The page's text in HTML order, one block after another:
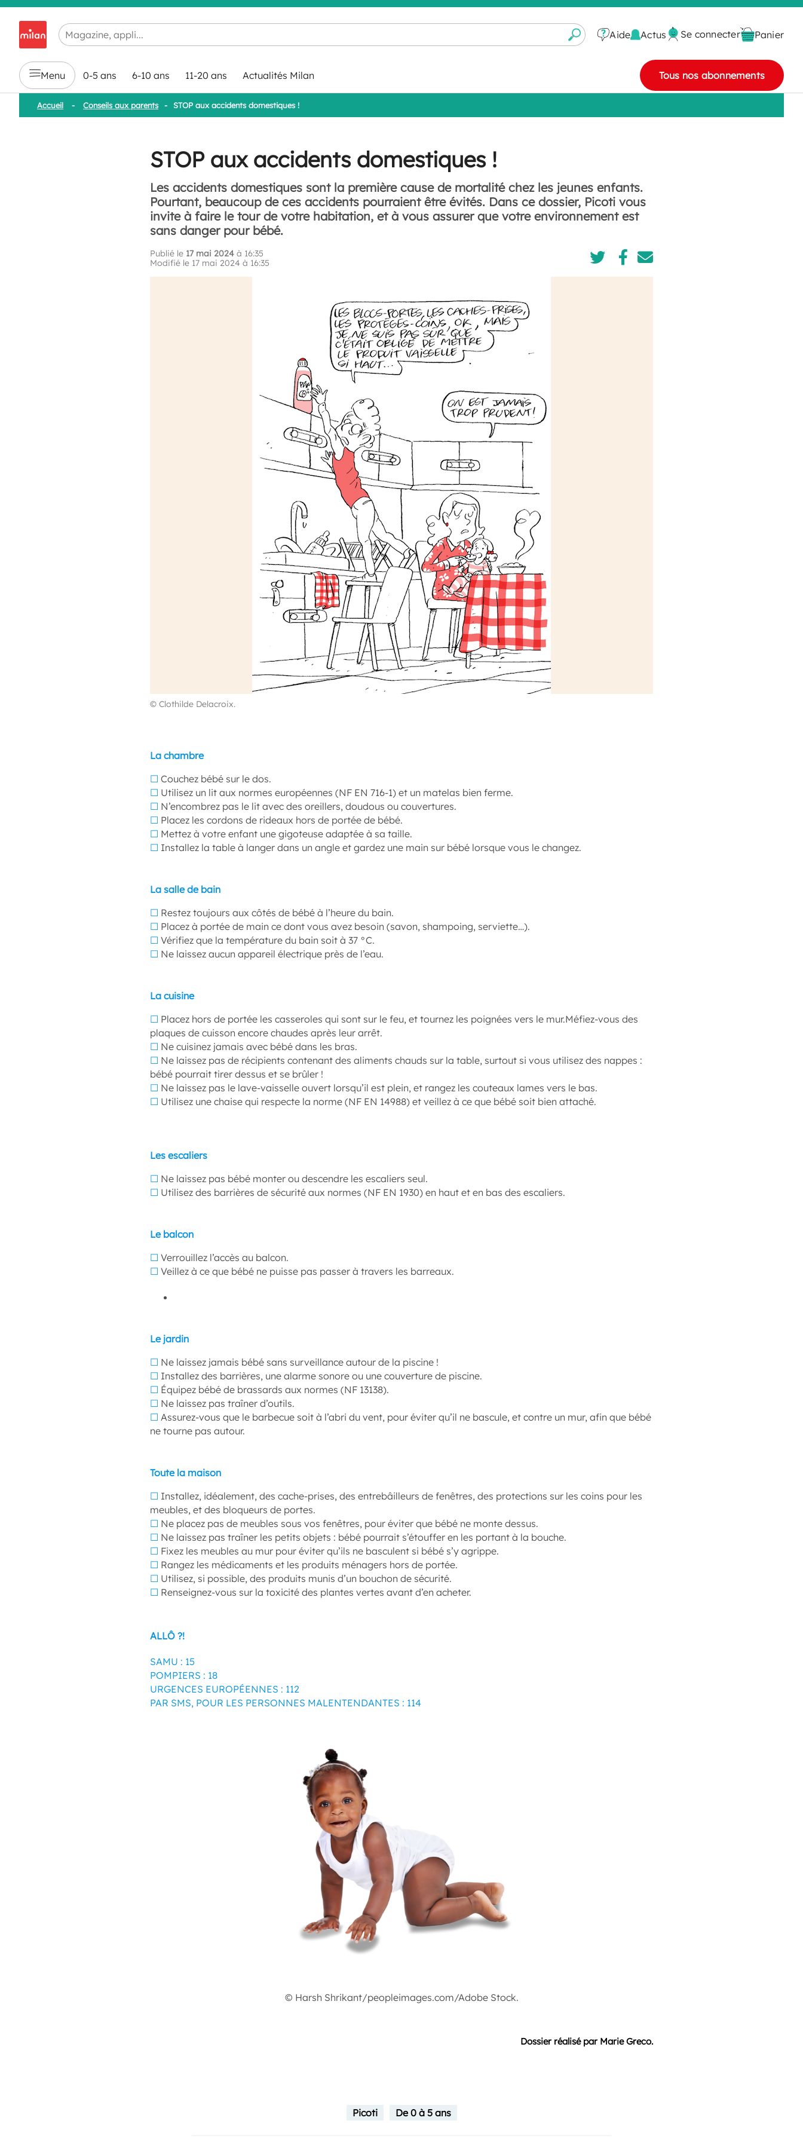
Chargement en cours...
Aide Actus Se connecter Panier
Menu 0-5 ans 6-10 ans 11-20 ans Actualités Milan Tous nos abonnements
Accueil - Conseils aux parents - STOP aux accidents domestiques !
STOP aux accidents domestiques !
Les accidents domestiques sont la première cause de mortalité chez les jeunes enfants.
Pourtant, beaucoup de ces accidents pourraient être évités. Dans ce dossier, Picoti vous
invite à faire le tour de votre habitation, et à vous assurer que votre environnement est
sans danger pour bébé.
Publié le 17 mai 2024 à 16:35
Modifié le 17 mai 2024 à 16:35
© Clothilde Delacroix.
La chambre
☐ Couchez bébé sur le dos.
☐ Utilisez un lit aux normes européennes (NF EN 716-1) et un matelas bien ferme.
☐ N’encombrez pas le lit avec des oreillers, doudous ou couvertures.
☐ Placez les cordons de rideaux hors de portée de bébé.
☐ Mettez à votre enfant une gigoteuse adaptée à sa taille.
☐ Installez la table à langer dans un angle et gardez une main sur bébé lorsque vous le changez.
La salle de bain
☐ Restez toujours aux côtés de bébé à l’heure du bain.
☐ Placez à portée de main ce dont vous avez besoin (savon, shampoing, serviette…).
☐ Vérifiez que la température du bain soit à 37 °C.
☐ Ne laissez aucun appareil électrique près de l’eau.
La cuisine
☐ Placez hors de portée les casseroles qui sont sur le feu, et tournez les poignées vers le mur.Méfiez-vous des
plaques de cuisson encore chaudes après leur arrêt.
☐ Ne cuisinez jamais avec bébé dans les bras.
☐ Ne laissez pas de récipients contenant des aliments chauds sur la table, surtout si vous utilisez des nappes :
bébé pourrait tirer dessus et se brûler !
☐ Ne laissez pas le lave-vaisselle ouvert lorsqu’il est plein, et rangez les couteaux lames vers le bas.
☐ Utilisez une chaise qui respecte la norme (NF EN 14988) et veillez à ce que bébé soit bien attaché.
Les escaliers
☐ Ne laissez pas bébé monter ou descendre les escaliers seul.
☐ Utilisez des barrières de sécurité aux normes (NF EN 1930) en haut et en bas des escaliers.
Le balcon
☐ Verrouillez l’accès au balcon.
☐ Veillez à ce que bébé ne puisse pas passer à travers les barreaux.
Le jardin
☐ Ne laissez jamais bébé sans surveillance autour de la piscine !
☐ Installez des barrières, une alarme sonore ou une couverture de piscine.
☐ Équipez bébé de brassards aux normes (NF 13138).
☐ Ne laissez pas traîner d’outils.
☐ Assurez-vous que le barbecue soit à l’abri du vent, pour éviter qu’il ne bascule, et contre un mur, afin que bébé
ne tourne pas autour.
Toute la maison
☐ Installez, idéalement, des cache-prises, des entrebâilleurs de fenêtres, des protections sur les coins pour les
meubles, et des bloqueurs de portes.
☐ Ne placez pas de meubles sous vos fenêtres, pour éviter que bébé ne monte dessus.
☐ Ne laissez pas traîner les petits objets : bébé pourrait s’étouffer en les portant à la bouche.
☐ Fixez les meubles au mur pour éviter qu’ils ne basculent si bébé s’y agrippe.
☐ Rangez les médicaments et les produits ménagers hors de portée.
☐ Utilisez, si possible, des produits munis d’un bouchon de sécurité.
☐ Renseignez-vous sur la toxicité des plantes vertes avant d’en acheter.
ALLÔ ?!
SAMU : 15
POMPIERS : 18
URGENCES EUROPÉENNES : 112
PAR SMS, POUR LES PERSONNES MALENTENDANTES : 114
© Harsh Shrikant/peopleimages.com/Adobe Stock.
Dossier réalisé par Marie Greco.
Picoti De 0 à 5 ans